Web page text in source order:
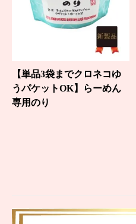
【単品3袋までクロネコゆ
うパケットOK】らーめん
専用のり